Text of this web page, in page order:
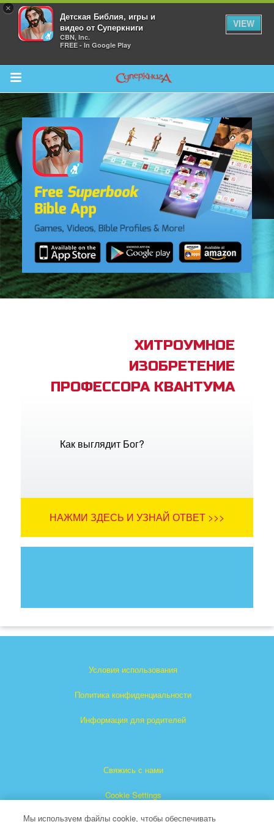
×
Детская Библия, игры и
видео от Суперкниги
CBN, Inc.
FREE - In Google Play
VIEW
Return to Content
Bible App
ХИТРОУМНОЕ
ИЗОБРЕТЕНИЕ
ПРОФЕССОРА КВАНТУМА
Как выглядит Бог?
НАЖМИ ЗДЕСЬ И УЗНАЙ ОТВЕТ >>>
Условия использования
Политика конфиденциальности
Информация для родителей
Свяжись с нами
Cookie Settings
Мы используем файлы cookie, чтобы обеспечивать